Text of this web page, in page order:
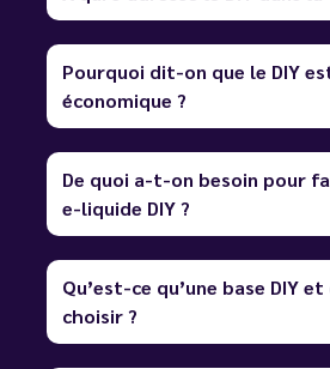
Pourquoi dit-on que le DIY
économique ?
De quoi a-t-on besoin pour
e-liquide DIY ?
Qu’est-ce qu’une base DIY
choisir ?